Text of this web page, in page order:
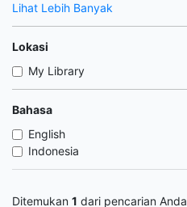
Lihat Lebih Banyak
Lokasi
My Library
Bahasa
English
Indonesia
Ditemukan 1 dari pencarian Anda